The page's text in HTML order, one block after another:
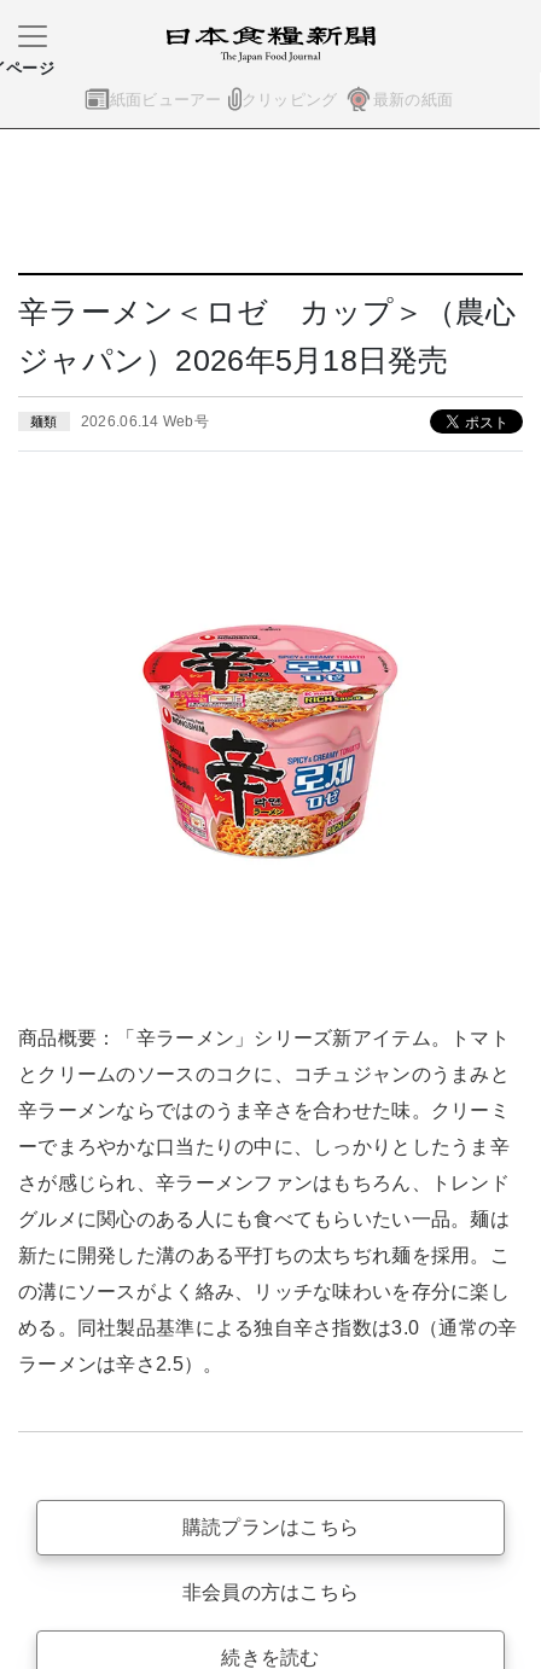
紙面ビューアー クリッピング 最新の紙面
ページ
辛ラーメン＜ロゼ カップ＞（農心
ジャパン）2026年5月18日発売
麺類 2026.06.14 Web号
商品概要：「辛ラーメン」シリーズ新アイテム。トマト
とクリームのソースのコクに、コチュジャンのうまみと
辛ラーメンならではのうま辛さを合わせた味。クリーミ
ーでまろやかな口当たりの中に、しっかりとしたうま辛
さが感じられ、辛ラーメンファンはもちろん、トレンド
グルメに関心のある人にも食べてもらいたい一品。麺は
新たに開発した溝のある平打ちの太ちぢれ麺を採用。こ
の溝にソースがよく絡み、リッチな味わいを存分に楽し
める。同社製品基準による独自辛さ指数は3.0（通常の辛
ラーメンは辛さ2.5）。
購読プランはこちら
非会員の方はこちら
続きを読む